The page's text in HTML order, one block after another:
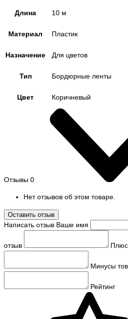
Длина 10 м
Материал Пластик
Назначение Для цветов
Тип Бордюрные ленты
Цвет Коричневый
Отзывы 0
Нет отзывов об этом товаре.
Оставить отзыв
Написать отзыв Ваше имя
отзыв
Минусы
Рейтинг